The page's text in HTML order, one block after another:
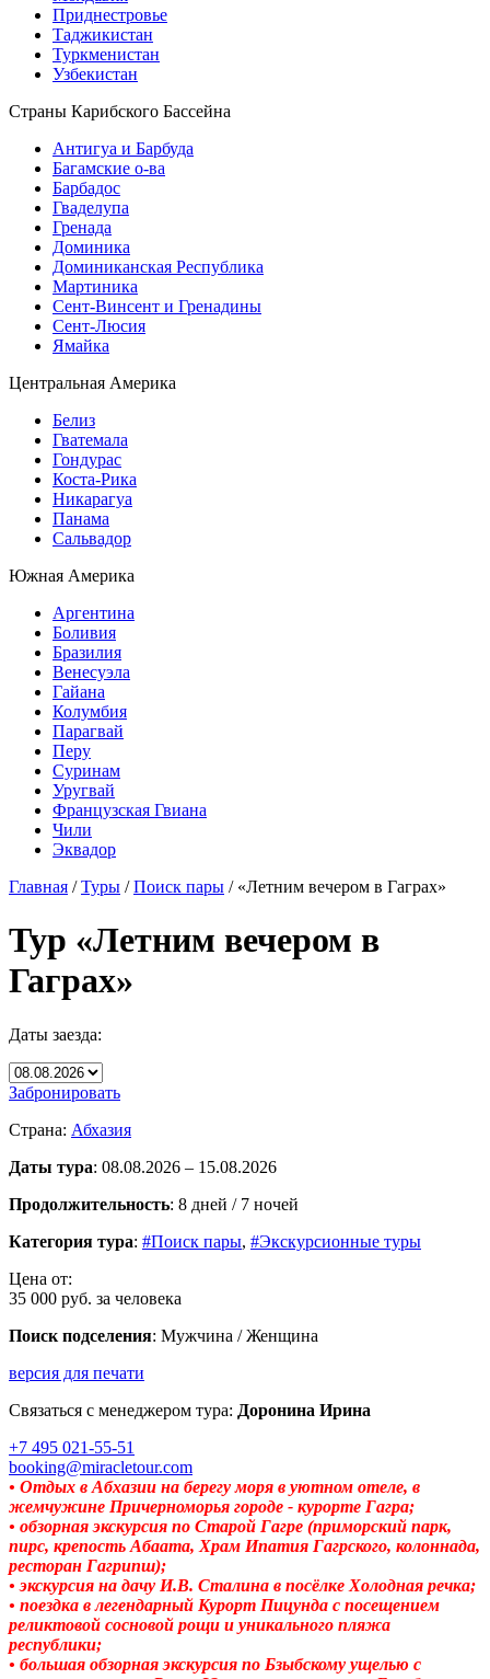
Приднестровье
Таджикистан
Туркменистан
Узбекистан
Страны Карибского Бассейна
Антигуа и Барбуда
Багамские о-ва
Барбадос
Гваделупа
Гренада
Доминика
Доминиканская Республика
Мартиника
Сент-Винсент и Гренадины
Сент-Люсия
Ямайка
Центральная Америка
Белиз
Гватемала
Гондурас
Коста-Рика
Никарагуа
Панама
Сальвадор
Южная Америка
Аргентина
Боливия
Бразилия
Венесуэла
Гайана
Колумбия
Парагвай
Перу
Суринам
Уругвай
Французская Гвиана
Чили
Эквадор
Главная /Туры /Поиск пары / «Летним вечером в Гаграх»
Тур «Летним вечером в
Гаграх»
Даты заезда:
Забронировать
Страна: Абхазия
Даты тура: 08.08.2026 – 15.08.2026
Продолжительность: 8 дней / 7 ночей
Категория тура: #Поиск пары, #Экскурсионные туры
Цена от:
35 000 руб. за человека
Поиск подселения: Мужчина / Женщина
версия для печати
Связаться с менеджером тура: Доронина Ирина
+7 495 021-55-51
booking@miracletour.com
• Отдых в Абхазии на берегу моря в уютном отеле, в
жемчужине Причерноморья городе - курорте Гагра;
• обзорная экскурсия по Старой Гагре (приморский парк,
пирс, крепость Абаата, Храм Ипатия Гагрского, колоннада,
ресторан Гагрипш);
• экскурсия на дачу И.В. Сталина в посёлке Холодная речка;
• поездка в легендарный Курорт Пицунда с посещением
реликтовой сосновой рощи и уникального пляжа
республики;
• большая обзорная экскурсия по Бзыбскому ущелью с